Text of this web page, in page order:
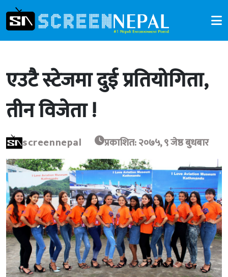
एउटै स्टेजमा दुई प्रतियोगिता,
तीन विजेता !
screennepal प्रकाशित: २०७५, ९ जेष्ठ बुधबार